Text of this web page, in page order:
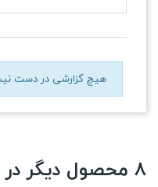
هیچ گزارشی در دست
8 محصول دیگر در همین شاخه: